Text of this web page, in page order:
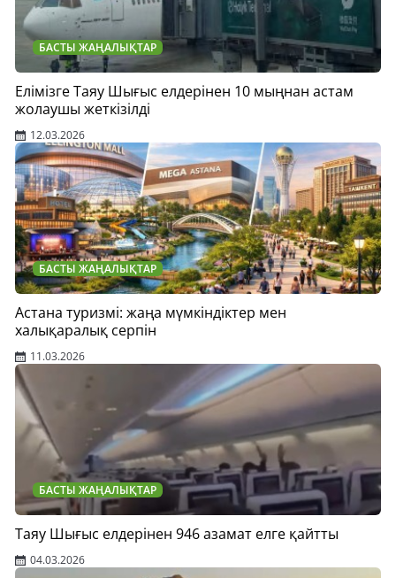
БАСТЫ ЖАҢАЛЫҚТАР
Елімізге Таяу Шығыс елдерінен 10 мыңнан астам
жолаушы жеткізілді
12.03.2026
БАСТЫ ЖАҢАЛЫҚТАР
Астана туризмі: жаңа мүмкіндіктер мен
халықаралық серпін
11.03.2026
БАСТЫ ЖАҢАЛЫҚТАР
Таяу Шығыс елдерінен 946 азамат елге қайтты
04.03.2026